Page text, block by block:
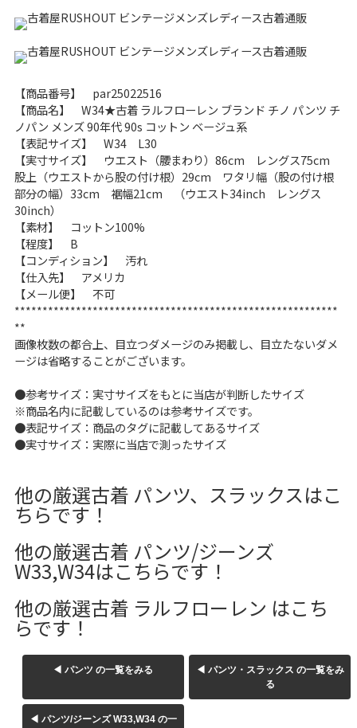
Search by Particular
Search by Sizeサイズから探す（メンズ）
ジャケット XS S L
スウェット XS S M L XL
長袖シャツ XS M L XL
半袖シャツ
Tシャツ
パンツ
W30以下 W31,W32
W33,W34 W35,W36
Search by Maniac マニアックから探す
バンド
Tシャツ
アニメ
Tシャツ
映画
USA製
ミリタリー
Search by Period年代から探す
90年代 80年代
【商品番号】 par25022516
【商品名】 W34★古着 ラルフローレン ブランド チノ パンツ チ
ノパン メンズ 90年代 90s コットン ベージュ系
【表記サイズ】 W34 L30
【実寸サイズ】 ウエスト（腰まわり）86cm レングス75cm
股上（ウエストから股の付け根）29cm ワタリ幅（股の付け根
部分の幅）33cm 裾幅21cm （ウエスト34inch レングス
30inch）
【素材】 コットン100%
【程度】 B
【コンディション】 汚れ
【仕入先】 アメリカ
【メール便】 不可
**********************************************************
**
画像枚数の都合上、目立つダメージのみ掲載し、目立たないダメ
ージは省略することがございます。
●参考サイズ：実寸サイズをもとに当店が判断したサイズ
※商品名内に記載しているのは参考サイズです。
●表記サイズ：商品のタグに記載してあるサイズ
●実寸サイズ：実際に当店で測ったサイズ
他の厳選古着 パンツ、スラックスはこ
ちらです！
他の厳選古着 パンツ/ジーンズ
W33,W34はこちらです！
他の厳選古着 ラルフローレン はこち
らです！
◀ パンツ の一覧をみる
◀ パンツ・スラックス の一覧をみ
る
◀ パンツ/ジーンズ W33,W34 の一